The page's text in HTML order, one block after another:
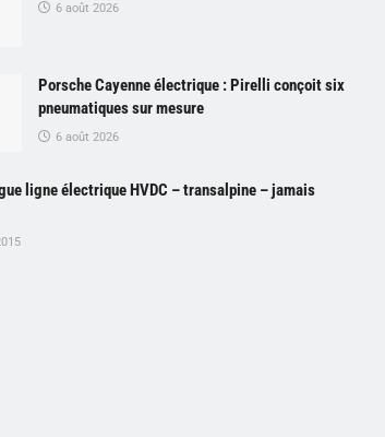
6 août 2026
Porsche Cayenne électrique : Pirelli conçoit six
pneumatiques sur mesure
6 août 2026
ligne électrique HVDC – transalpine – jamais